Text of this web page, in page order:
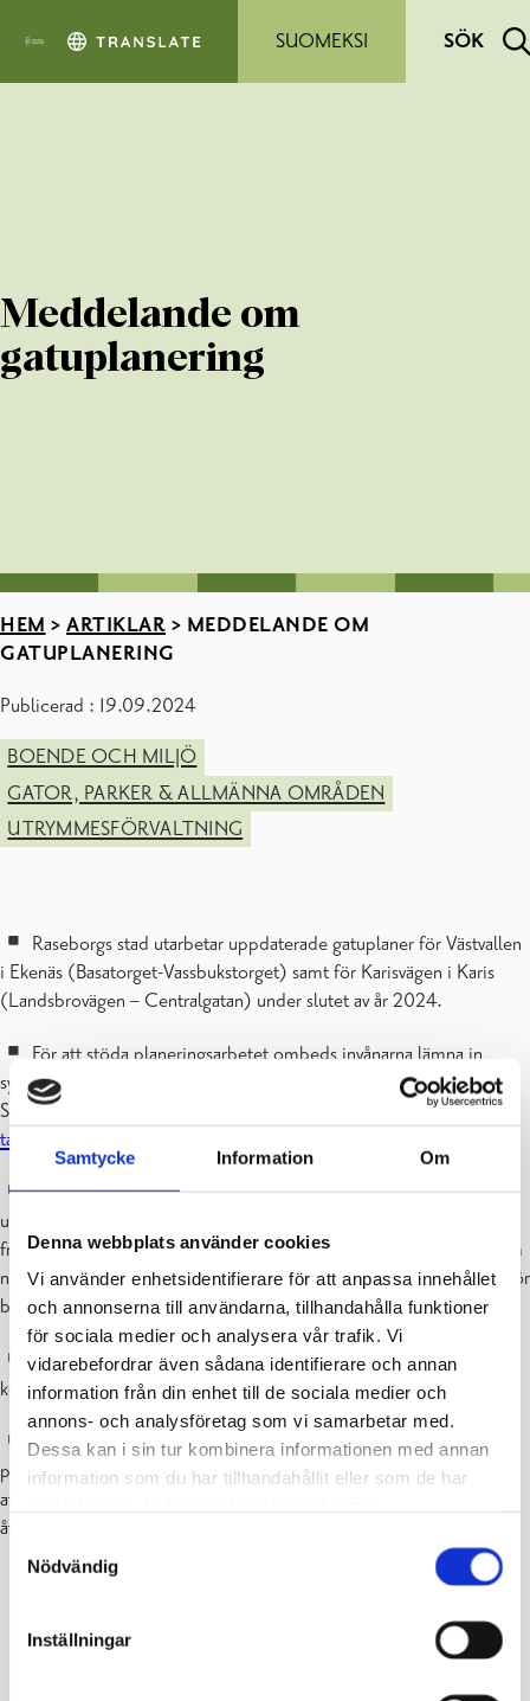
Samtycke Information Om
Denna webbplats använder cookies
Vi använder enhetsidentifierare för att anpassa innehållet
och annonserna till användarna, tillhandahålla funktioner
för sociala medier och analysera vår trafik. Vi
vidarebefordrar även sådana identifierare och annan
information från din enhet till de sociala medier och
annons- och analysföretag som vi samarbetar med.
Dessa kan i sin tur kombinera informationen med annan
information som du har tillhandahållit eller som de har
Nödvändig
Inställningar
SUOMEKSI
SÖK
Meddelande om
gatuplanering
HEM > ARTIKLAR > MEDDELANDE OM
GATUPLANERING
Publicerad : 19.09.2024
BOENDE OCH MILJÖ
GATOR, PARKER & ALLMÄNNA OMRÅDEN
UTRYMMESFÖRVALTNING
Raseborgs stad utarbetar uppdaterade gatuplaner för Västvallen
i Ekenäs (Basatorget-Vassbukstorget) samt för Karisvägen i Karis
(Landsbrovägen – Centralgatan) under slutet av år 2024.
För att stöda planeringsarbetet ombeds invånarna lämna in
synpunkter/ observationer för genomförandet av planerna.
Synpunkter kan lämnas till projektgruppen via e-post till
tatu.troberg@raseborg.fi
Det har inte ännu utarbetats projektplaner för dessa områden
utan i det här skedet av processen har invånarna möjlighet att lyfta
fram frågor som borde beaktas i planeringen. Det kan vara fråga om
nuvarande lösningar som inte fungerar eller viktiga lösningar som bör
bevaras.
Synpunkterna kommer inte att besvaras individuellt men de
kommer att beaktas i mån av möjlighet i planeringsarbetet.
Om tekniska nämnden i ett senare skede godkänner
projektgruppens förslag till uppdaterade gatuplaner kommer dessa
att sättas ut till allmänt påseende, vilket ger invånarna möjlighet att
återigen lämna synpunkter på planerna.